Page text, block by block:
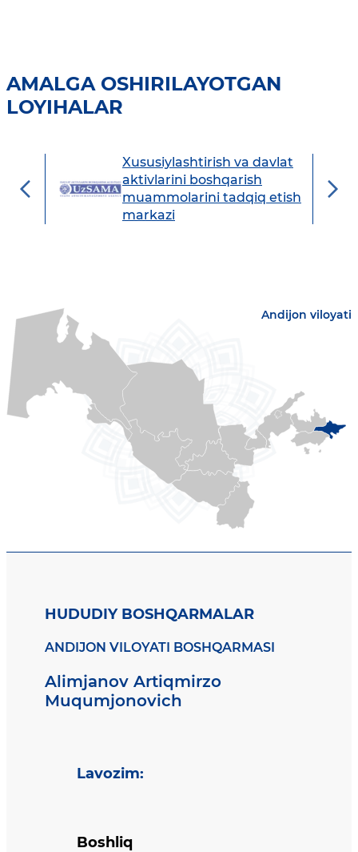
AMALGA OSHIRILAYOTGAN
LOYIHALAR
Xususiylashtirish va davlat
aktivlarini boshqarish
muammolarini tadqiq etish
markazi
Andijon viloyati
HUDUDIY BOSHQARMALAR
ANDIJON VILOYATI BOSHQARMASI
Alimjanov Artiqmirzo
Muqumjonovich
Lavozim:
Boshliq